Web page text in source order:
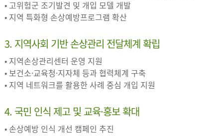
• 고위험군 조기발견 및 개입 모델 개발
• 지역 특화형 손상예방프로그램 확산
3. 지역사회 기반 손상관리 전달체계 확립
• 지역손상관리센터 운영 지원
• 보건소·교육청·지자체 등과 협력체계 구축
• 지역 네트워크를 활용한 사례 중심 개입 지원
4. 국민 인식 제고 및 교육·홍보 확대
• 손상예방 인식 개선 캠페인 추진